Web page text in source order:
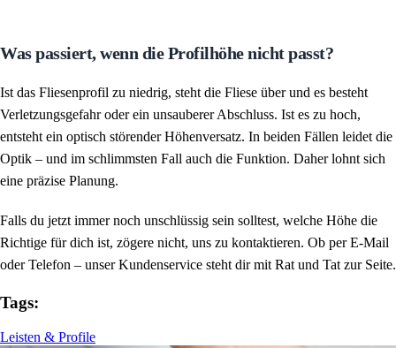
Was passiert, wenn die Profilhöhe nicht passt?
Ist das Fliesenprofil zu niedrig, steht die Fliese über und es besteht
Verletzungsgefahr oder ein unsauberer Abschluss. Ist es zu hoch,
entsteht ein optisch störender Höhenversatz. In beiden Fällen leidet die
Optik – und im schlimmsten Fall auch die Funktion. Daher lohnt sich
eine präzise Planung.
Falls du jetzt immer noch unschlüssig sein solltest, welche Höhe die
Richtige für dich ist, zögere nicht, uns zu kontaktieren. Ob per E-Mail
oder Telefon – unser Kundenservice steht dir mit Rat und Tat zur Seite.
Tags:
Leisten & Profile